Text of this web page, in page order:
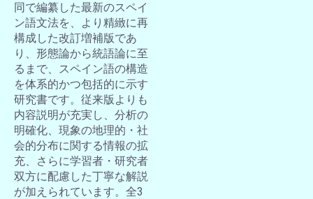
同で編纂した最新のスペイ
ン語文法を、より精緻に再
構成した改訂増補版であ
り、形態論から統語論に至
るまで、スペイン語の構造
を体系的かつ包括的に示す
研究書です。従来版よりも
内容説明が充実し、分析の
明確化、現象の地理的・社
会的分布に関する情報の拡
充、さらに学習者・研究者
双方に配慮した丁寧な解説
が加えられています。全3